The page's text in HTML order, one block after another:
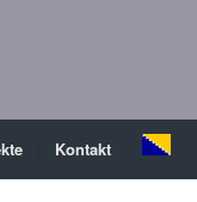
Kontakt